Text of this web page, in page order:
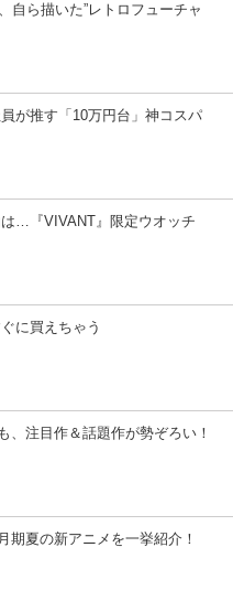
自ら描いた”レトロフューチャ
員が推す「10万円台」神コスパ
…『VIVANT』限定ウオッチ
に買えちゃう
、注目作＆話題作が勢ぞろい！
期夏の新アニメを一挙紹介！